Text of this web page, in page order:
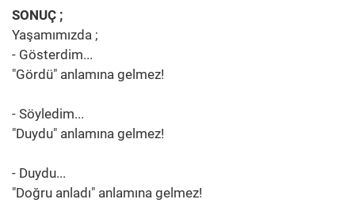
SONUÇ ;
Yaşamımızda ;
- Gösterdim...
"Gördü" anlamına gelmez!
- Söyledim...
"Duydu" anlamına gelmez!
- Duydu...
"Doğru anladı" anlamına gelmez!